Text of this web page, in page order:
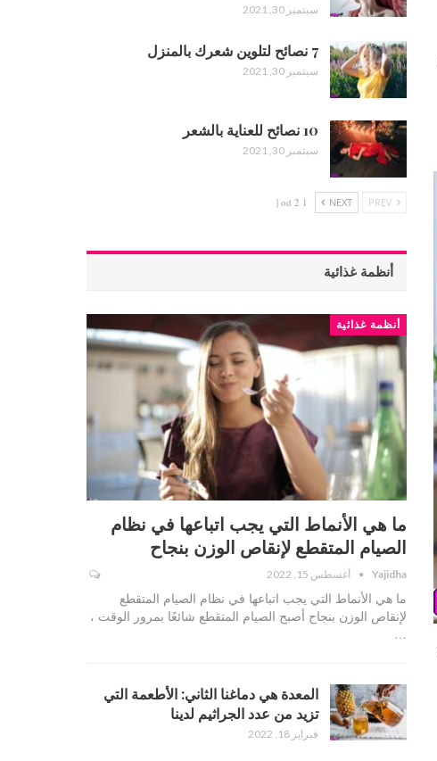
سبتمبر 30, 2021
7 نصائح لتلوين شعرك بالمنزل
سبتمبر 30, 2021
10 نصائح للعناية بالشعر
سبتمبر 30, 2021
NEXT
1 od 2 |
أنظمة غذائية
أنظمة غذائية
ما هي الأنماط التي يجب اتباعها في نظام
الصيام المتقطع لإنقاص الوزن بنجاح
Yajidha أغسطس 15, 2022
ما هي الأنماط التي يجب اتباعها في نظام الصيام المتقطع
لإنقاص الوزن بنجاح أصبح الصيام المتقطع شائعًا بمرور الوقت ،
…
المعدة هي دماغنا الثاني: الأطعمة التي
تزيد من عدد الجراثيم لدينا
فبراير 18, 2022